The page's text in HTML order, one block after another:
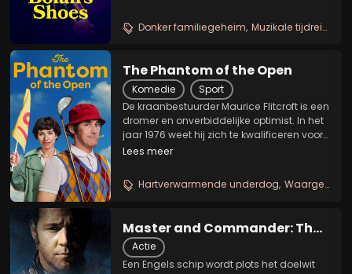
Penny haar beste vriend en mede-Marc
Bolan-fan...
Donker familiegeheim Muzikale tijdreis
The Phantom of the Open
Komedie
Sport
De kraanbestuurder Maurice Flitcroft is een
dromer en onverbiddelijke optimist. In het
jaar 1976 weet hij zich te kwalificeren voor
het Britse golfkampioenschap, ondanks
geslagen. Met volle moed en...
Lees meer
Hartverwarmende underdog Waargebeurde golfkomedie
Master and Commander: The
Far Side of the World
Actie
Een Engels schip wordt plots het doelwit